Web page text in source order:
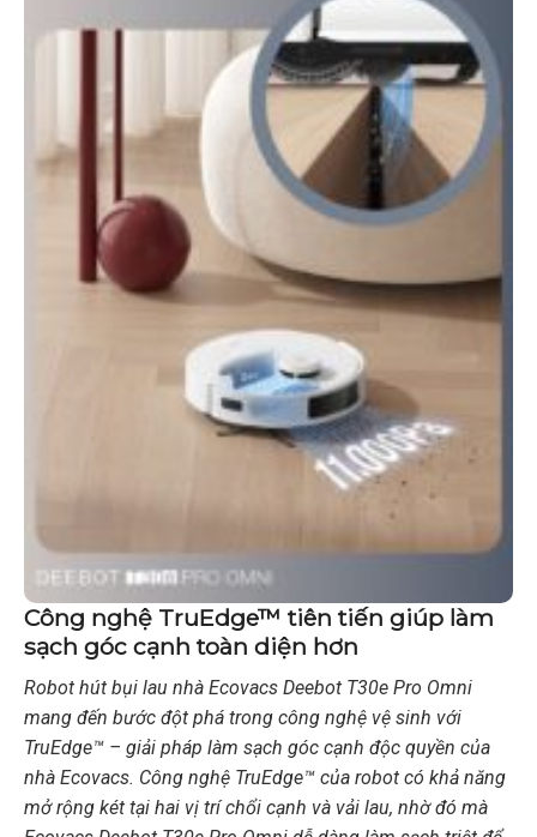
Công nghệ TruEdge™ tiên tiến giúp làm
sạch góc cạnh toàn diện hơn
Robot hút bụi lau nhà Ecovacs Deebot T30e Pro Omni
mang đến bước đột phá trong công nghệ vệ sinh với
TruEdge™ – giải pháp làm sạch góc cạnh độc quyền của
nhà Ecovacs. Công nghệ TruEdge™ của robot có khả năng
mở rộng két tại hai vị trí chổi cạnh và vải lau, nhờ đó mà